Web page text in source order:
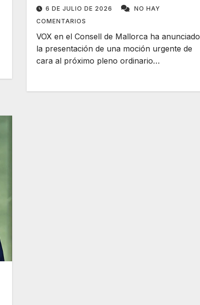
6 DE JULIO DE 2026
NO HAY
COMENTARIOS
VOX en el Consell de Mallorca ha anunciado
la presentación de una moción urgente de
cara al próximo pleno ordinario…